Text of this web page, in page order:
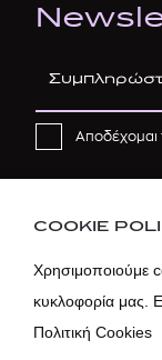
Αποδέχομαι
COOKIE
Χρησιμοποιούμε
κυκλοφορία μας.
Πολιτική Cookies